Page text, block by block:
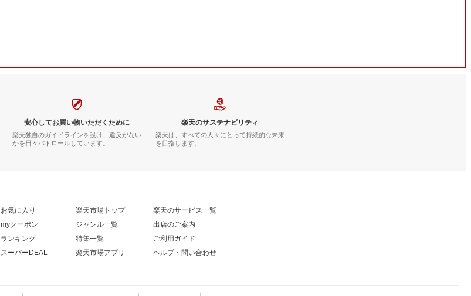
安心してお買い物いただくために
楽天独自のガイドラインを設け、違反がない
かを日々パトロールしています。
楽天のサステナビリティ
楽天は、すべての人々にとって持続的な未来
を目指します。
お気に入り
myクーポン
ランキング
スーパーDEAL
楽天市場トップ
ジャンル一覧
特集一覧
楽天市場アプリ
楽天のサービス一覧
出店のご案内
ご利用ガイド
ヘルプ・問い合わせ